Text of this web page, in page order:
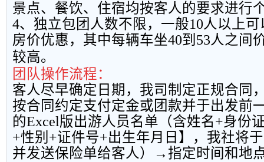
景点、餐饮、住宿均按客人的要求进行
4、独立包团人数不限，一般10人以上
房价优惠，其中每辆车坐40到 53人之间
较高。
团队操作流程：
客人尽早确定日期，我司制定正规合同
按合同约定支付定金或团款并于出发前
的Excel版出游人员名单（含姓名+身份
+性别 +证件号+出生年月日】，我社将
并发送保险单给客人）→指定时间和地